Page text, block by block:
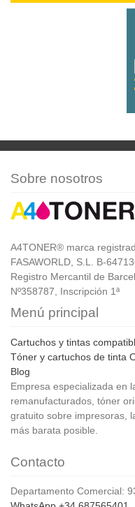
Sobre nosotros
A4TONER® marca
FASAWORLD, S.L. B-
Registro Mercantil de
Nº358787, Inscripción 1ª
Menú principal
Cartuchos y tintas
Tóner y cartuchos de tinta
Blog
Empresa especializada en
remanufacturados, tóner
gratuito sobre impresoras,
más barata posible.
Contacto
Departamento Comercial: